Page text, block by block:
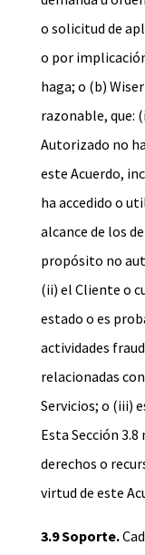
o solicitud de
o por
haga; o (b)
razonable, que:
Autorizado no
este Acuerdo,
ha accedido o
alcance de los
propósito no
(ii) el Cliente o
estado o es
actividades
relacionadas
Servicios; o (iii)
Esta Sección
derechos o
virtud de este
3.9 Soporte.